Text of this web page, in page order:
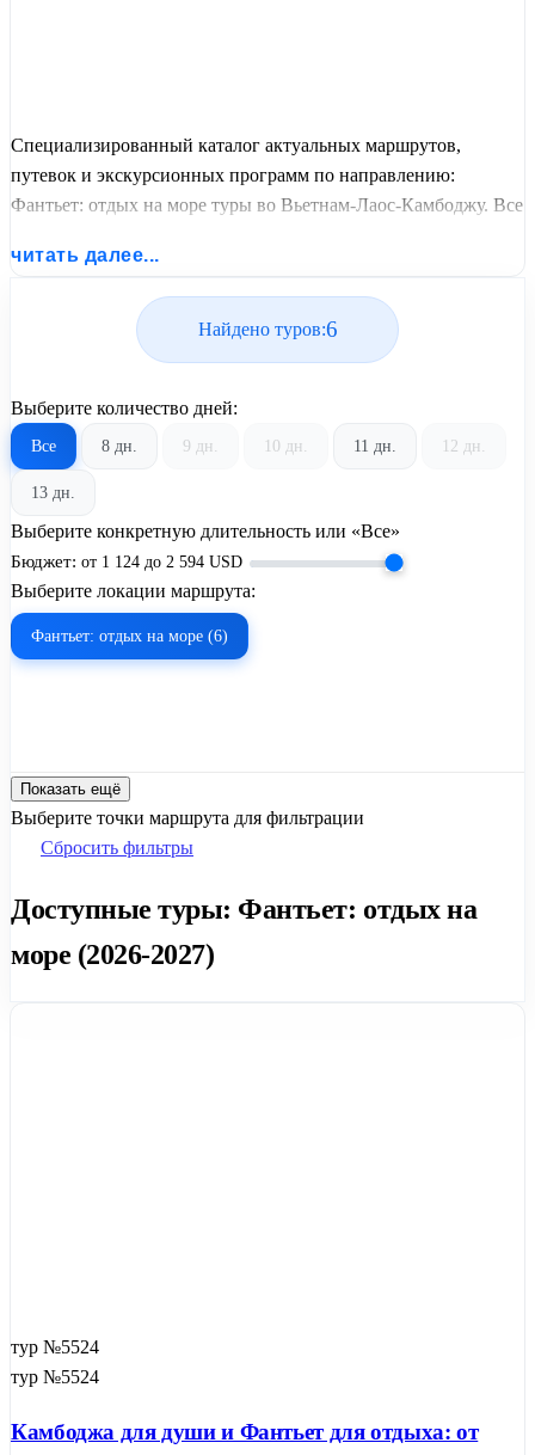
Специализированный каталог актуальных маршрутов,
путевок и экскурсионных программ по направлению:
Фантьет: отдых на море туры во Вьетнам-Лаос-Камбоджу. Все
автобусным проездом и актуальным графиком заездов от
United Travel Systems.
читать далее...
Найдено туров:6
Выберите количество дней:
Все 8 дн. 9 дн. 10 дн. 11 дн. 12 дн.
13 дн.
Выберите конкретную длительность или «Все»
Бюджет: от 1 124 до 2 594 USD
Выберите локации маршрута:
Фантьет: отдых на море (6)
Показать ещё
Выберите точки маршрута для фильтрации
Сбросить фильтры
Доступные туры: Фантьет: отдых на
море (2026-2027)
тур №5524
тур №5524
Камбоджа для души и Фантьет для отдыха: от